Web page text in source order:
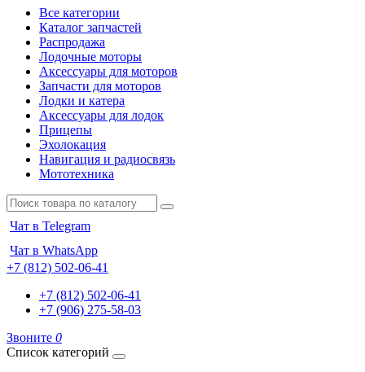
Все категории
Каталог запчастей
Распродажа
Лодочные моторы
Аксессуары для моторов
Запчасти для моторов
Лодки и катера
Аксессуары для лодок
Прицепы
Эхолокация
Навигация и радиосвязь
Мототехника
Чат в Telegram
Чат в WhatsApp
+7 (812) 502-06-41
+7 (812) 502-06-41
+7 (906) 275-58-03
Звоните 0
Список категорий